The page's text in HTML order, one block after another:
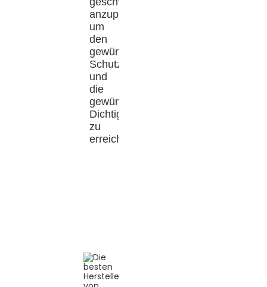
anzupassen,
um
den
gewünschten
Schutz
und
die
gewünschte
Dichtigkeit
zu
erreichen.